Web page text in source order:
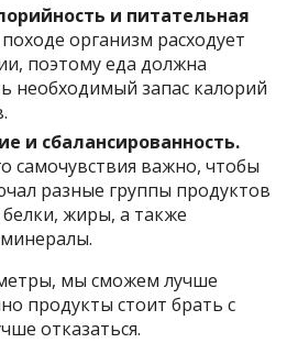
и питательная
организм расходует
поэтому еда должна
необходимый запас калорий
и сбалансированность.
самочувствия важно, чтобы
разные группы продуктов
жиры, а также
мы сможем лучше
продукты стоит брать с
отказаться.